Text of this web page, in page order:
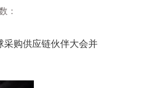
：
采购供应链伙伴大会并